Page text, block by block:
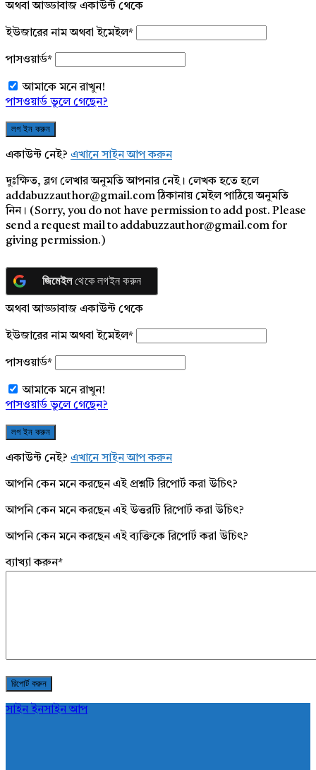
অথবা আড্ডাবাজ একাউন্ট থেকে
ইউজারের নাম অথবা ইমেইল*
পাসওয়ার্ড*
আমাকে মনে রাখুন!
পাসওয়ার্ড ভুলে গেছেন?
একাউন্ট নেই? এখানে সাইন আপ করুন
দুঃক্ষিত, ব্লগ লেখার অনুমতি আপনার নেই। লেখক হতে হলে
addabuzzauthor@gmail.com ঠিকানায় মেইল পাঠিয়ে অনুমতি
নিন। (Sorry, you do not have permission to add post. Please
send a request mail to addabuzzauthor@gmail.com for
giving permission.)
জিমেইলথেকে লগইন করুন
অথবা আড্ডাবাজ একাউন্ট থেকে
ইউজারের নাম অথবা ইমেইল*
পাসওয়ার্ড*
আমাকে মনে রাখুন!
পাসওয়ার্ড ভুলে গেছেন?
একাউন্ট নেই? এখানে সাইন আপ করুন
আপনি কেন মনে করছেন এই প্রশ্নটি রিপোর্ট করা উচিৎ?
আপনি কেন মনে করছেন এই উত্তরটি রিপোর্ট করা উচিৎ?
আপনি কেন মনে করছেন এই ব্যক্তিকে রিপোর্ট করা উচিৎ?
ব্যাখ্যা করুন*
সাইন ইনসাইন আপ